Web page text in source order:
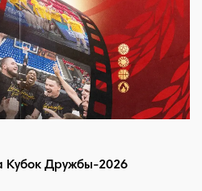
Кубок Дружбы-2026